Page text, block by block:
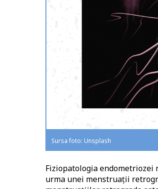
Sursa foto: Unsplash
Fiziopatologia endometriozei
urma unei menstruații